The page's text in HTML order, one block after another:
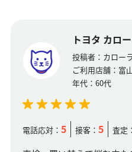
トヨタ カロ
投稿者： カロー
ご利用店舗： 富
年代： 60代
電話応対： 5 接客： 5 査定：